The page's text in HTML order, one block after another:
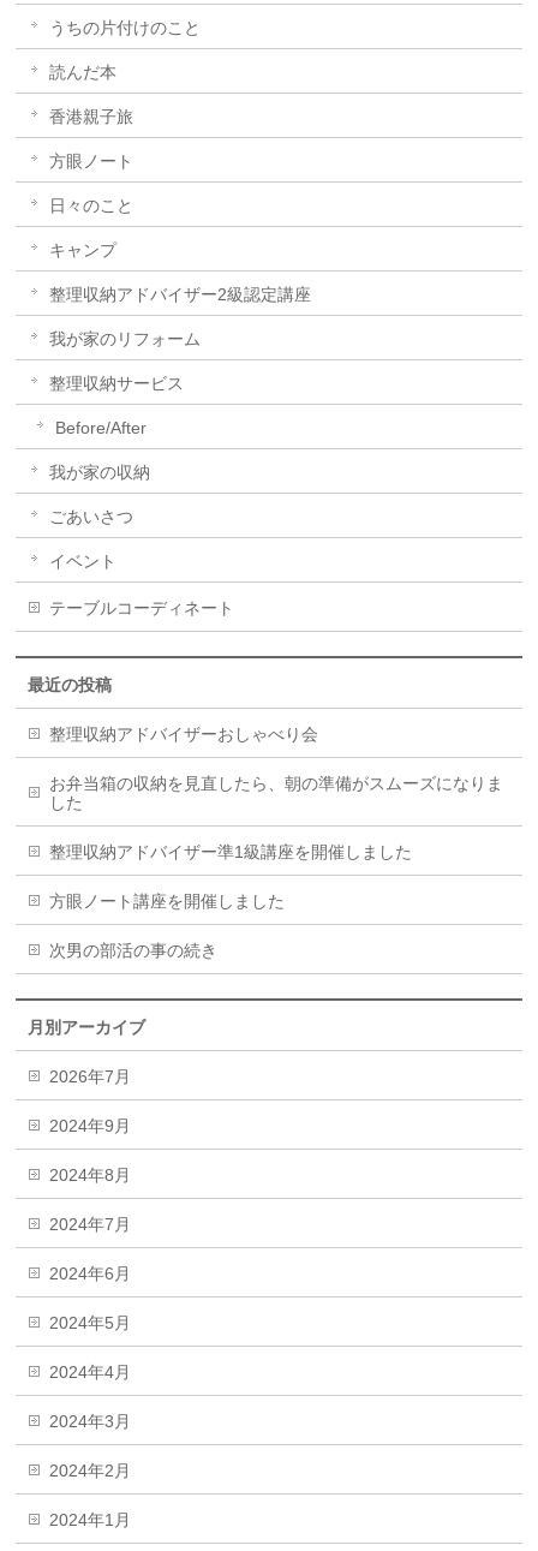
うちの片付けのこと
読んだ本
香港親子旅
方眼ノート
日々のこと
キャンプ
整理収納アドバイザー2級認定講座
我が家のリフォーム
整理収納サービス
Before/After
我が家の収納
ごあいさつ
イベント
テーブルコーディネート
最近の投稿
整理収納アドバイザーおしゃべり会
お弁当箱の収納を見直したら、朝の準備がスムーズになりま
した
整理収納アドバイザー準1級講座を開催しました
方眼ノート講座を開催しました
次男の部活の事の続き
月別アーカイブ
2026年7月
2024年9月
2024年8月
2024年7月
2024年6月
2024年5月
2024年4月
2024年3月
2024年2月
2024年1月